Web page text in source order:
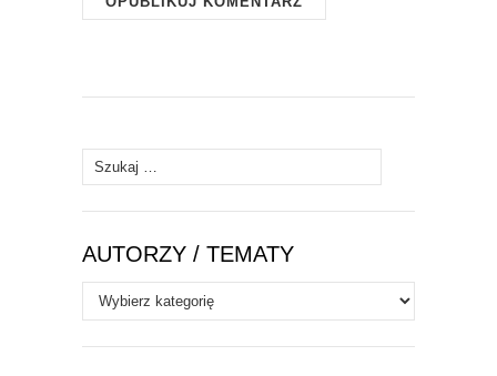
Szukaj:
AUTORZY / TEMATY
Autorzy
/
Tematy